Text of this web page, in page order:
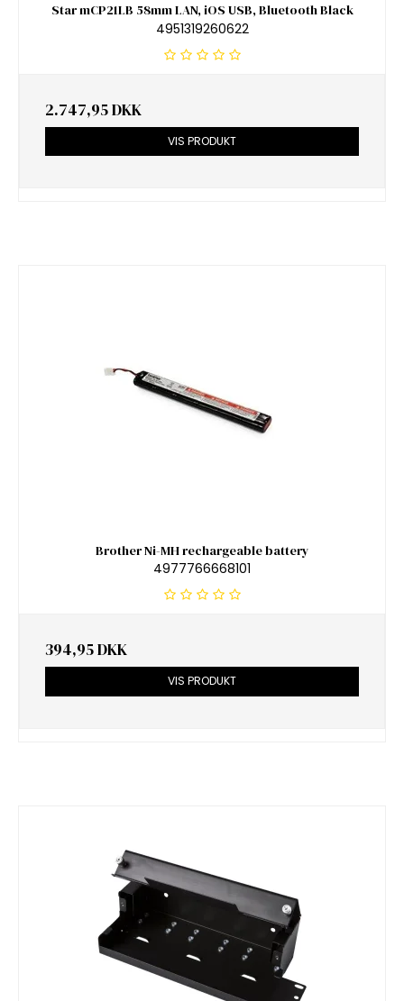
Star mCP21LB 58mm LAN, iOS USB, Bluetooth Black
4951319260622
2.747,95 DKK
VIS PRODUKT
Brother Ni-MH rechargeable battery
4977766668101
394,95 DKK
VIS PRODUKT